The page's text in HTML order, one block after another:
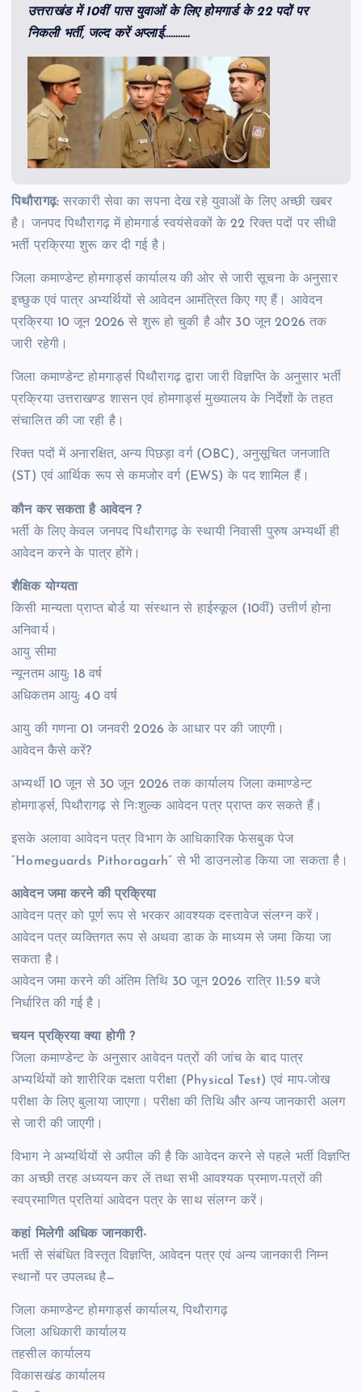
उत्तराखंड में 10वीं पास युवाओं के लिए होमगार्ड के 22 पदों पर
निकली भर्ती, जल्द करें अप्लाई………..
पिथौरागढ़:सरकारी सेवा का सपना देख रहे युवाओं के लिए अच्छी खबर
है। जनपद पिथौरागढ़ में होमगार्ड स्वयंसेवकों के 22 रिक्त पदों पर सीधी
भर्ती प्रक्रिया शुरू कर दी गई है।
जिला कमाण्डेन्ट होमगार्ड्स कार्यालय की ओर से जारी सूचना के अनुसार
इच्छुक एवं पात्र अभ्यर्थियों से आवेदन आमंत्रित किए गए हैं। आवेदन
प्रक्रिया 10 जून 2026 से शुरू हो चुकी है और 30 जून 2026 तक
जारी रहेगी।
जिला कमाण्डेन्ट होमगार्ड्स पिथौरागढ़ द्वारा जारी विज्ञप्ति के अनुसार भर्ती
प्रक्रिया उत्तराखण्ड शासन एवं होमगार्ड्स मुख्यालय के निर्देशों के तहत
संचालित की जा रही है।
रिक्त पदों में अनारक्षित, अन्य पिछड़ा वर्ग (OBC), अनुसूचित जनजाति
(ST) एवं आर्थिक रूप से कमजोर वर्ग (EWS) के पद शामिल हैं।
कौन कर सकता है आवेदन ?
भर्ती के लिए केवल जनपद पिथौरागढ़ के स्थायी निवासी पुरुष अभ्यर्थी ही
आवेदन करने के पात्र होंगे।
शैक्षिक योग्यता
किसी मान्यता प्राप्त बोर्ड या संस्थान से हाईस्कूल (10वीं) उत्तीर्ण होना
अनिवार्य।
आयु सीमा
न्यूनतम आयु: 18 वर्ष
अधिकतम आयु: 40 वर्ष
आयु की गणना 01 जनवरी 2026 के आधार पर की जाएगी।
आवेदन कैसे करें?
अभ्यर्थी 10 जून से 30 जून 2026 तक कार्यालय जिला कमाण्डेन्ट
होमगार्ड्स, पिथौरागढ़ से निःशुल्क आवेदन पत्र प्राप्त कर सकते हैं।
इसके अलावा आवेदन पत्र विभाग के आधिकारिक फेसबुक पेज
“Homeguards Pithoragarh” से भी डाउनलोड किया जा सकता है।
आवेदन जमा करने की प्रक्रिया
आवेदन पत्र को पूर्ण रूप से भरकर आवश्यक दस्तावेज संलग्न करें।
आवेदन पत्र व्यक्तिगत रूप से अथवा डाक के माध्यम से जमा किया जा
सकता है।
आवेदन जमा करने की अंतिम तिथि 30 जून 2026 रात्रि 11:59 बजे
निर्धारित की गई है।
चयन प्रक्रिया क्या होगी ?
जिला कमाण्डेन्ट के अनुसार आवेदन पत्रों की जांच के बाद पात्र
अभ्यर्थियों को शारीरिक दक्षता परीक्षा (Physical Test) एवं माप-जोख
परीक्षा के लिए बुलाया जाएगा। परीक्षा की तिथि और अन्य जानकारी अलग
से जारी की जाएगी।
विभाग ने अभ्यर्थियों से अपील की है कि आवेदन करने से पहले भर्ती विज्ञप्ति
का अच्छी तरह अध्ययन कर लें तथा सभी आवश्यक प्रमाण-पत्रों की
स्वप्रमाणित प्रतियां आवेदन पत्र के साथ संलग्न करें।
कहां मिलेगी अधिक जानकारी-
भर्ती से संबंधित विस्तृत विज्ञप्ति, आवेदन पत्र एवं अन्य जानकारी निम्न
स्थानों पर उपलब्ध है—
जिला कमाण्डेन्ट होमगार्ड्स कार्यालय, पिथौरागढ़
जिला अधिकारी कार्यालय
तहसील कार्यालय
विकासखंड कार्यालय